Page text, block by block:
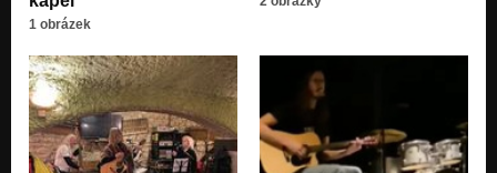
1 obrázek